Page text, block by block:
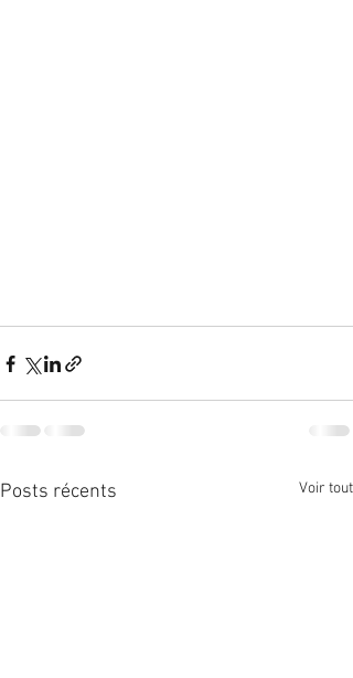
Posts récents Voir tout